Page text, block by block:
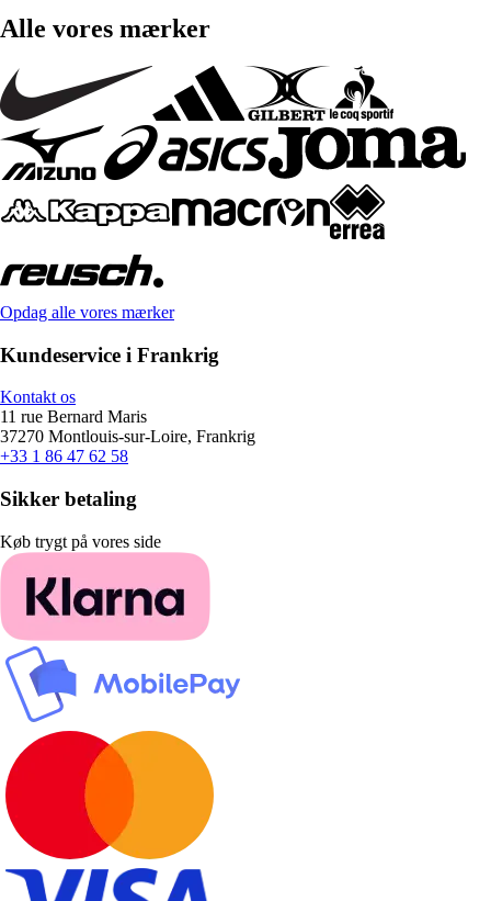
Alle vores mærker
Opdag alle vores mærker
Kundeservice i Frankrig
Kontakt os
11 rue Bernard Maris
37270 Montlouis-sur-Loire, Frankrig
+33 1 86 47 62 58
Sikker betaling
Køb trygt på vores side